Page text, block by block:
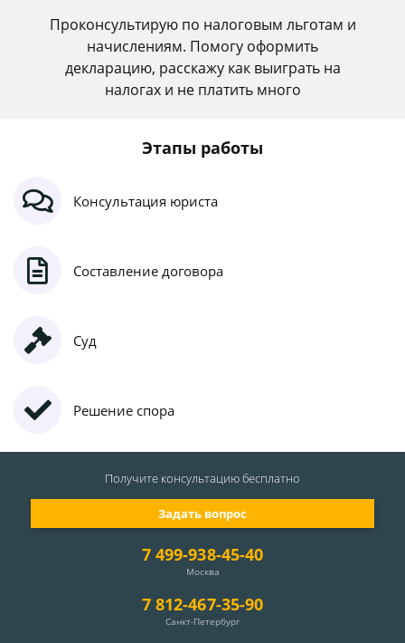
Проконсультирую по налоговым льготам и
начислениям. Помогу оформить
декларацию, расскажу как выиграть на
налогах и не платить много
Этапы работы
Консультация юриста
Составление договора
Суд
Решение спора
7 499-938-45-40
Москва
7 812-467-35-90
Санкт-Петербург
Задать вопрос
Получите консультациюбесплатно